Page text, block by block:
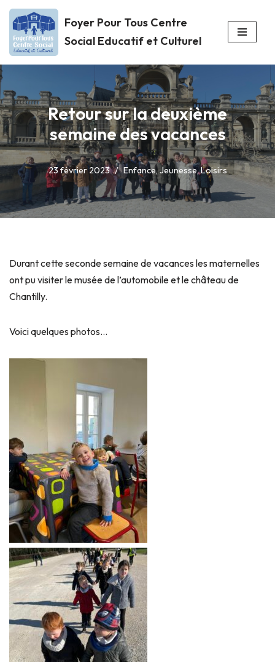
Aller
au
contenu
Foyer Pour Tous Centre
Social Educatif et Culturel
Retour sur la deuxième
semaine des vacances
23 février 2023 Enfance,Jeunesse,Loisirs
Durant cette seconde semaine de vacances les maternelles
ont pu visiter le musée de l’automobile et le château de
Chantilly.
Voici quelques photos…